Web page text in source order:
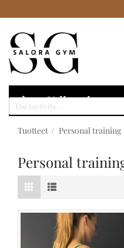
Valitse sivu
Tuotteet Personal training
Personal